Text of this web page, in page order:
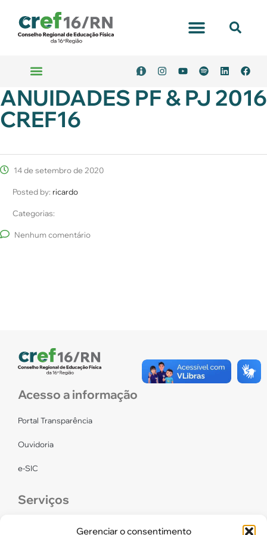
Gerenciar o consentimento
ANUIDADES PF & PJ 2016
CREF16
14 de setembro de 2020
Posted by: ricardo
Categorias:
Nenhum comentário
Acesso a informação
Portal Transparência
Ouvidoria
e-SIC
Serviços